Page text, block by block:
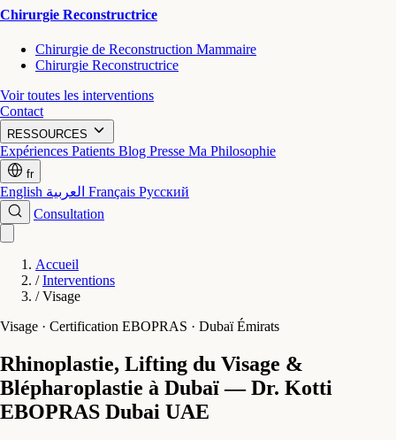
Chirurgie Reconstructrice
Chirurgie de Reconstruction Mammaire
Chirurgie Reconstructrice
Voir toutes les interventions
Contact
RESSOURCES
Expériences Patients Blog Presse Ma Philosophie
fr
English Français Русский
Consultation
Accueil
/ Interventions
/ Visage
Visage · Certification EBOPRAS · Dubaï Émirats
Rhinoplastie, Lifting du Visage &
Blépharoplastie à Dubaï — Dr. Kotti
EBOPRAS Dubai UAE